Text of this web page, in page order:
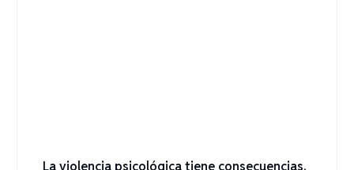
La violencia psicológica tiene consecuencias.